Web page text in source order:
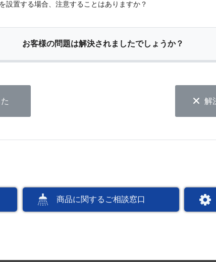
設置する場合、注意することはありますか？
お客様の問題は解決されましたでしょうか？
解
商品に関するご相談窓口